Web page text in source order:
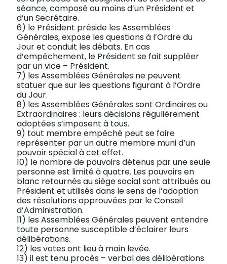
séance, composé au moins d’un Président et
d’un Secrétaire.
6) le Président préside les Assemblées
Générales, expose les questions à l’Ordre du
Jour et conduit les débats. En cas
d’empêchement, le Président se fait suppléer
par un vice – Président.
7) les Assemblées Générales ne peuvent
statuer que sur les questions figurant à l’Ordre
du Jour.
8) les Assemblées Générales sont Ordinaires ou
Extraordinaires : leurs décisions régulièrement
adoptées s’imposent à tous.
9) tout membre empêché peut se faire
représenter par un autre membre muni d’un
pouvoir spécial à cet effet.
10) le nombre de pouvoirs détenus par une seule
personne est limité à quatre. Les pouvoirs en
blanc retournés au siège social sont attribués au
Président et utilisés dans le sens de l’adoption
des résolutions approuvées par le Conseil
d’Administration.
11) les Assemblées Générales peuvent entendre
toute personne susceptible d’éclairer leurs
délibérations.
12) les votes ont lieu à main levée.
13) il est tenu procès – verbal des délibérations